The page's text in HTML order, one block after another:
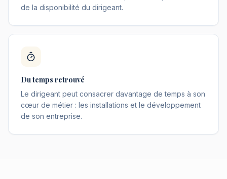
de la disponibilité du dirigeant.
Du temps retrouvé
Le dirigeant peut consacrer davantage de temps à son
cœur de métier : les installations et le développement
de son entreprise.